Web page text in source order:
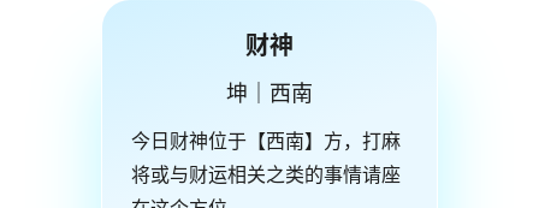
财神
坤｜西南
今日财神位于【西南】方，打麻
将或与财运相关之类的事情请座